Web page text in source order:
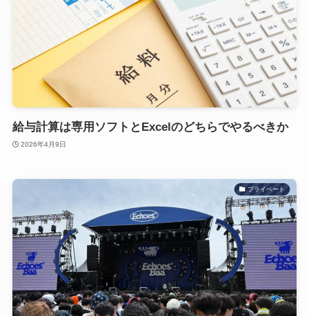
給与計算は専用ソフトとExcelのどちらでやるべきか
2026年4月9日
プライベート